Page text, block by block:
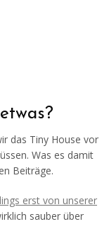
das Tiny House vor
Was es damit
Beiträge.
erst von unserer
sauber über